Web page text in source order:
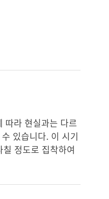
따라 현실과는 다르
있습니다. 이 시기
정도로 집착하여